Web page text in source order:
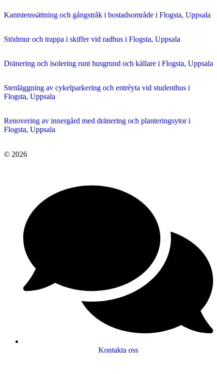
Kantstenssättning och gångstråk i bostadsområde i Flogsta, Uppsala
Stödmur och trappa i skiffer vid radhus i Flogsta, Uppsala
Dränering och isolering runt husgrund och källare i Flogsta, Uppsala
Stenläggning av cykelparkering och entréyta vid studenthus i
Flogsta, Uppsala
Renovering av innergård med dränering och planteringsytor i
Flogsta, Uppsala
© 2026
Kontakta oss